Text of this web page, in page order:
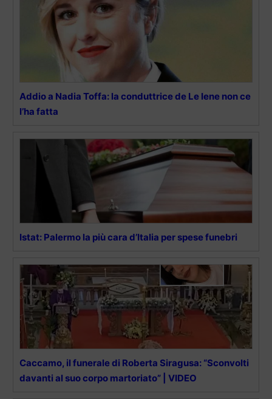
Addio a Nadia Toffa: la conduttrice de Le Iene non ce
l’ha fatta
Istat: Palermo la più cara d’Italia per spese funebri
Caccamo, il funerale di Roberta Siragusa: “Sconvolti
davanti al suo corpo martoriato” | VIDEO